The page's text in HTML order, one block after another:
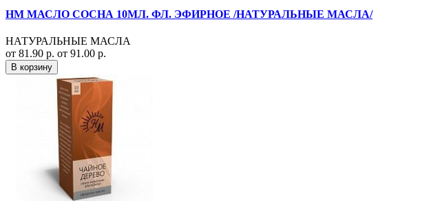
НМ МАСЛО СОСНА 10МЛ. ФЛ. ЭФИРНОЕ /НАТУРАЛЬНЫЕ МАСЛА/
НАТУРАЛЬНЫЕ МАСЛА
от 81.90 р. от 91.00 р.
В корзину